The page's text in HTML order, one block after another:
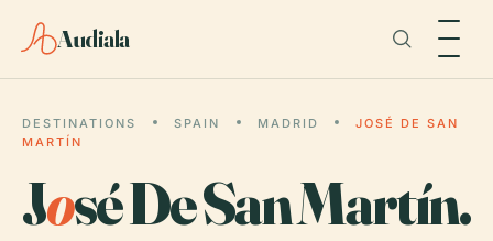
Audiala
DESTINATIONS SPAIN MADRID
JOSÉ DE SAN
MARTÍN
José De San Martín.